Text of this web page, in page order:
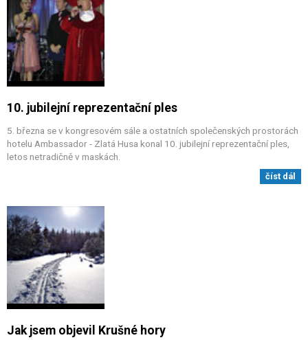
10. jubilejní reprezentační ples
5. března se v kongresovém sále a ostatních společenských prostorách
hotelu Ambassador - Zlatá Husa konal 10. jubilejní reprezentační ples,
letos netradičně v maskách.
číst dál
Jak jsem objevil Krušné hory